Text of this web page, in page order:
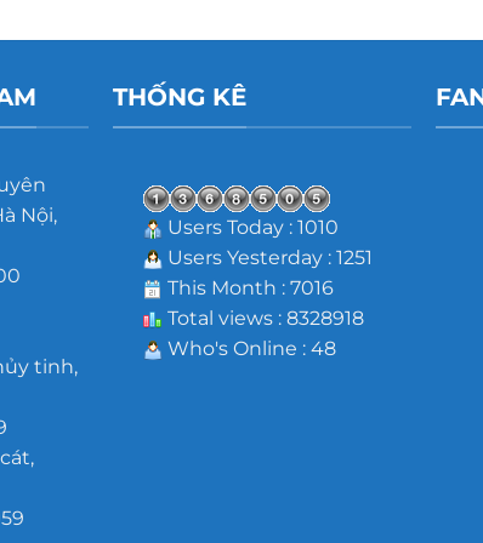
Nội,
tinh,
THỐNG KÊ
Users Today : 1010
Users Yesterday : 1251
This Month : 7016
Total views : 8328918
Who's Online : 48